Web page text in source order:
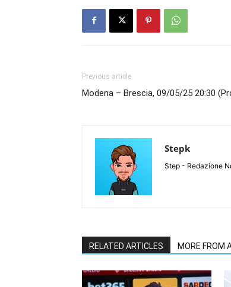
Previous article
Modena – Brescia, 09/05/25 20:30
Stepk
Step - Redazione
RELATED ARTICLES MORE FROM